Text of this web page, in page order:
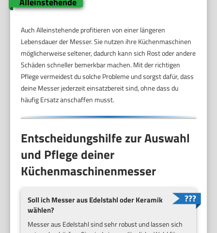
Auch Alleinstehende profitieren von einer längeren
Lebensdauer der Messer. Sie nutzen ihre Küchenmaschinen
möglicherweise seltener, dadurch kann sich Rost oder andere
Schäden schneller bemerkbar machen. Mit der richtigen
Pflege vermeidest du solche Probleme und sorgst dafür, dass
deine Messer jederzeit einsatzbereit sind, ohne dass du
häufig Ersatz anschaffen musst.
Entscheidungshilfe zur Auswahl
und Pflege deiner
Küchenmaschinenmesser
Soll ich Messer aus Edelstahl oder Keramik
wählen?
Messer aus Edelstahl sind sehr robust und lassen sich